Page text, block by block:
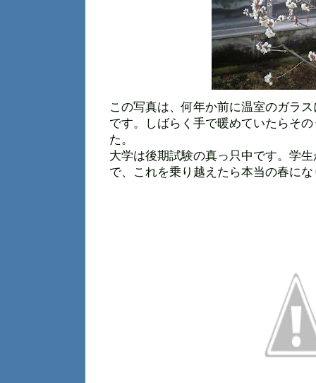
この写真は、何年か前に温室のガラ
です。しばらく手で暖めていたらそ
た。
大学は後期試験の真っ只中です。学
で、これを乗り越えたら本当の春に